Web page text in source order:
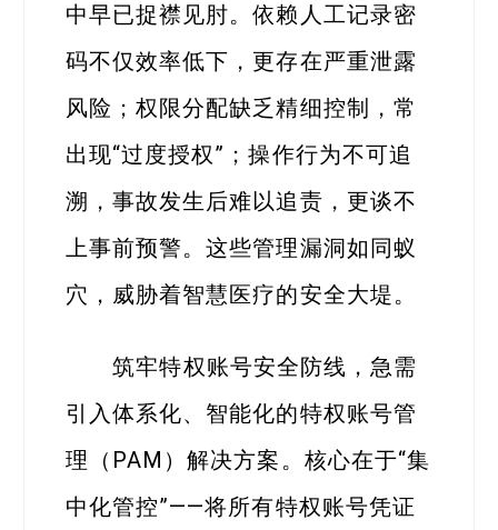
中早已捉襟见肘。依赖人工记录密
码不仅效率低下，更存在严重泄露
风险；权限分配缺乏精细控制，常
出现“过度授权”；操作行为不可追
溯，事故发生后难以追责，更谈不
上事前预警。这些管理漏洞如同蚁
穴，威胁着智慧医疗的安全大堤。
筑牢特权账号安全防线，急需
引入体系化、智能化的特权账号管
理（PAM）解决方案。核心在于“集
中化管控”——将所有特权账号凭证